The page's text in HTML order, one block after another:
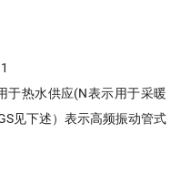
热水供应(N表示用于采暖
见下述）表示高频振动管式